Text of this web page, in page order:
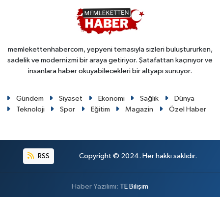
memlekettenhabercom, yepyeni temasıyla sizleri buluştururken,
sadelik ve modernizmi bir araya getiriyor. Şatafattan kaçınıyor ve
insanlara haber okuyabilecekleri bir altyapı sunuyor.
Gündem Siyaset Ekonomi Sağlık
Dünya
Teknoloji
Spor Eğitim Magazin Özel Haber
RSS Copyright © 2024. Her hakkı saklıdır.
Haber Yazılımı: TE Bilişim